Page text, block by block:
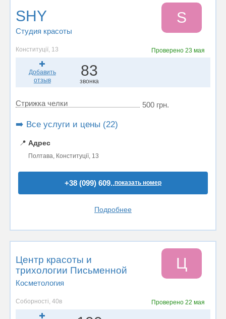
SHY
Студия красоты
S
Конституції, 13 Проверено 23 мая
Добавить
отзыв
83
звонка
Стрижка челки 500 грн.
➡️ Все услуги и цены (22)
📍 Адрес
Полтава, Конституції, 13
+38 (099) 609..показать номер
Подробнее
Центр красоты и
трихологии Письменной
Косметология
Ц
Соборності, 40в Проверено 22 мая